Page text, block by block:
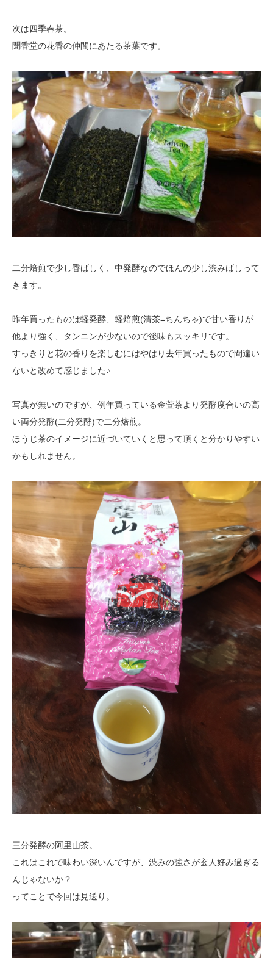
次は四季春茶。
聞香堂の花香の仲間にあたる茶葉です。
二分焙煎で少し香ばしく、中発酵なのでほんの少し渋みばしって
きます。
昨年買ったものは軽発酵、軽焙煎(清茶=ちんちゃ)で甘い香りが
他より強く、
タンニンが少ないので後味もスッキリです。
すっきりと花の香りを楽しむにはやはり去年買ったもので間違い
ないと改めて感じました♪
写真が無いのですが、例年買っている金萱茶より発酵度合いの高
い両分発酵(二分発酵)で二分焙煎。
ほうじ茶のイメージに近づいていくと思って頂くと分かりやすい
かもしれません。
三分発酵の阿里山茶。
これはこれで味わい深いんですが、渋みの強さが玄人好み過ぎる
んじゃないか？
ってことで今回は見送り。